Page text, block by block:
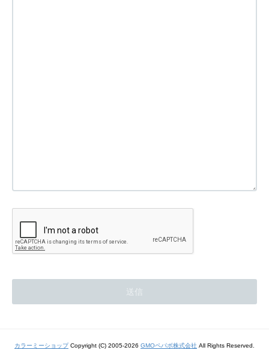
カラーミーショップCopyright (C) 2005-2026 GMOペパボ株式会社 All Rights Reserved.